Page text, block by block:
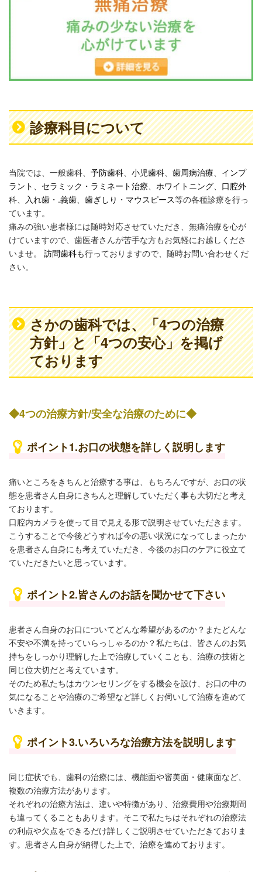
診療科目について
当院では、一般歯科、 予防歯科 小児歯科 歯周病治療
インプ
ラント
セラミック・ラミネート治療 ホワイトニング
口腔外
科
入れ歯・.義歯 歯ぎしり・マウスピース等の各種診療を行っ
ています。
痛みの強い患者様には随時対応させていただき、無痛治療を心が
けていますので、歯医者さんが苦手な方もお気軽にお越しくださ
いませ。 訪問歯科も行っておりますので、随時お問い合わせくだ
さい。
さかの歯科では、「4つの治療
方針」と「4つの安心」を掲げ
ております
◆4つの治療方針/安全な治療のために◆
ポイント1.お口の状態を詳しく説明します
痛いところをきちんと治療する事は、もちろんですが、お口の状
態を患者さん自身にきちんと理解していただく事も大切だと考え
ております。
口腔内カメラを使って目で見える形で説明させていただきます。
こうすることで今後どうすれば今の悪い状況になってしまったか
を患者さん自身にも考えていただき、今後のお口のケアに役立て
ていただきたいと思っています。
ポイント2.皆さんのお話を聞かせて下さい
患者さん自身のお口についてどんな希望があるのか？またどんな
不安や不満を持っていらっしゃるのか？私たちは、皆さんのお気
持ちをしっかり理解した上で治療していくことも、治療の技術と
同じ位大切だと考えています。
そのため私たちはカウンセリングをする機会を設け、お口の中の
気になることや治療のご希望など詳しくお伺いして治療を進めて
いきます。
ポイント3.いろいろな治療方法を説明します
同じ症状でも、歯科の治療には、機能面や審美面・健康面など、
複数の治療方法があります。
それぞれの治療方法は、違いや特徴があり、治療費用や治療期間
も違ってくることもあります。そこで私たちはそれぞれの治療法
の利点や欠点をできるだけ詳しくご説明させていただきておりま
す。患者さん自身が納得した上で、治療を進めております。